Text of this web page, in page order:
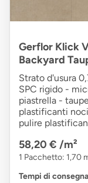
Gerflor Klick
Backyard
Strato d'usura
SPC rigido -
piastrella -
plastificanti
pulire
58,20 € /m²
1 Pacchetto: 1,70
Tempi di consegna